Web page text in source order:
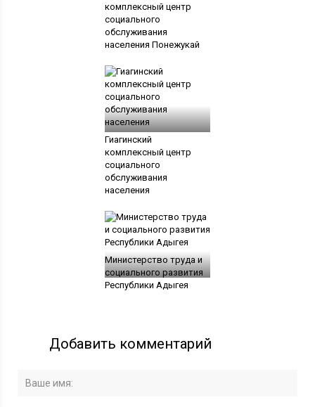
комплексный центр
социального
обслуживания
населения Понежукай
Гиагинский
комплексный центр
социального
обслуживания
населения
Министерство труда и
социального развития
Республики Адыгея
Добавить комментарий